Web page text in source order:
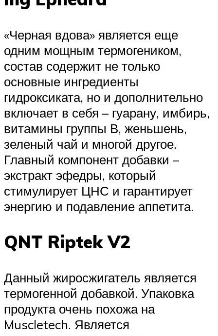
«Черная вдова» является еще
одним мощным термогеником,
состав содержит не только
основные ингредиенты
гидроксиката, но и дополнительно
включает в себя – гуарану, имбирь,
витамины группы В, женьшень,
зеленый чай и многой другое.
Главный компонент добавки –
экстракт эфедры, который
стимулирует ЦНС и гарантирует
энергию и подавление аппетита.
QNT Riptek V2
Данный жиросжигатель является
термогенной добавкой. Упаковка
продукта очень похожа на
Muscletech. Является